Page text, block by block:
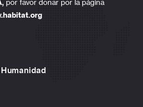
por favor donar por la página